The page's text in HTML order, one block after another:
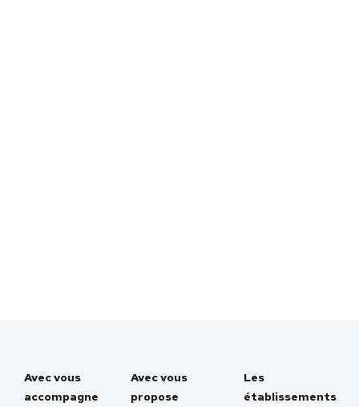
Avec vous
accompagne
Avec vous
propose
Les
établissements